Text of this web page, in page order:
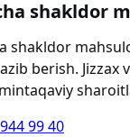
shakldor
shakldor
berish.
99 40